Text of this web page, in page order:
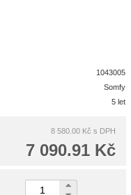
1043005
Somfy
5 let
8 580.00 Kč s DPH
7 090.91 Kč